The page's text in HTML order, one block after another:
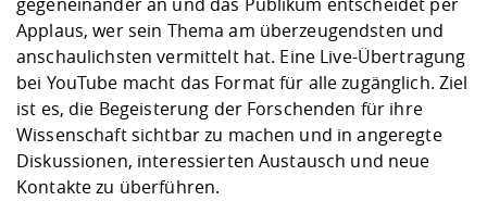
Applaus, wer sein Thema am überzeugendsten und
anschaulichsten vermittelt hat. Eine Live-Übertragung
bei YouTube macht das Format für alle zugänglich. Ziel
ist es, die Begeisterung der Forschenden für ihre
Wissenschaft sichtbar zu machen und in angeregte
Diskussionen, interessierten Austausch und neue
Kontakte zu überführen.